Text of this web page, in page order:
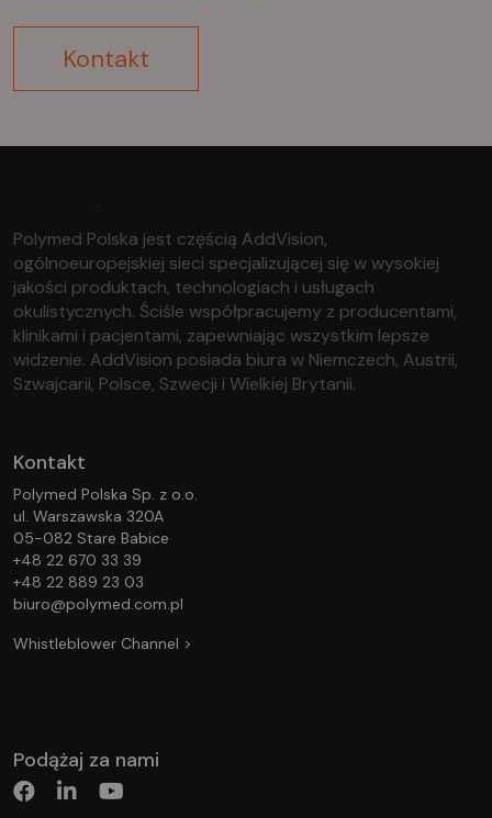
Kontakt
Polymed Polska jest częścią AddVision,
ogólnoeuropejskiej sieci specjalizującej się w wysokiej
jakości produktach, technologiach i usługach
okulistycznych. Ściśle współpracujemy z producentami,
klinikami i pacjentami, zapewniając wszystkim lepsze
widzenie. AddVision posiada biura w Niemczech, Austrii,
Szwajcarii, Polsce, Szwecji i Wielkiej Brytanii.
Kontakt
Polymed Polska Sp. z o.o.
ul. Warszawska 320A
05-082 Stare Babice
+48 22 670 33 39
+48 22 889 23 03
biuro@polymed.com.pl
Whistleblower Channel >
Podążaj za nami